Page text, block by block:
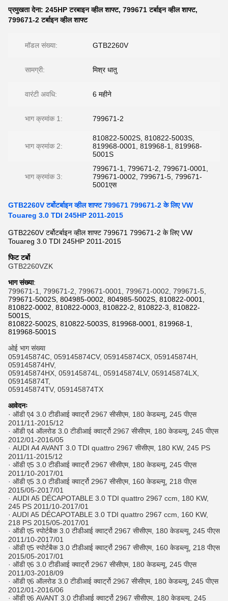
प्रमुखता देना: 245HP टरबाइन व्हील शाफ्ट, 799671 टर्बाइन व्हील शाफ्ट,
799671-2 टर्बाइन व्हील शाफ्ट
मॉडल संख्या: GTB2260V
सामग्री: मिश्र धातु
वारंटी अवधि: 6 महीने
भाग क्रमांक 1: 799671-2
भाग क्रमांक 2:
810822-5002S, 810822-5003S,
819968-0001, 819968-1, 819968-
5001S
भाग क्रमांक 3:
799671-1, 799671-2, 799671-0001,
799671-0002, 799671-5, 799671-
5001एस
GTB2260V टर्बोटर्बाइन व्हील शाफ्ट 799671 799671-2 के लिए VW
Touareg 3.0 TDI 245HP 2011-2015
GTB2260V टर्बोटर्बाइन व्हील शाफ्ट 799671 799671-2 के लिए VW
Touareg 3.0 TDI 245HP 2011-2015
फिट टर्बो
GTB2260VZK
भाग संख्या:
799671-1, 799671-2, 799671-0001, 799671-0002, 799671-5,
799671-5002S, 804985-0002, 804985-5002S, 810822-0001,
810822-0002, 810822-0003, 810822-2, 810822-3, 810822-
5001S,
810822-5002S, 810822-5003S, 819968-0001, 819968-1,
819968-5001S
ओई भाग संख्या
059145874C, 059145874CV, 059145874CX, 059145874H,
059145874HV,
059145874HX, 059145874L, 059145874LV, 059145874LX,
059145874T,
059145874TV, 059145874TX
आवेदनः
· ऑडी ए4 3.0 टीडीआई क्वार्ट्रो 2967 सीसीएम, 180 केडब्ल्यू, 245 पीएस
2011/11-2015/12
· ऑडी ए4 ऑलरोड 3.0 टीडीआई क्वार्ट्रो 2967 सीसीएम, 180 केडब्ल्यू, 245 पीएस
2012/01-2016/05
· AUDI A4 AVANT 3.0 TDI quattro 2967 सीसीएम, 180 KW, 245 PS
2011/11-2015/12
· ऑडी ए5 3.0 टीडीआई क्वार्ट्रो 2967 सीसीएम, 180 केडब्ल्यू, 245 पीएस
2011/10-2017/01
· ऑडी ए5 3.0 टीडीआई क्वार्ट्रो 2967 सीसीएम, 160 केडब्ल्यू, 218 पीएस
2015/05-2017/01
· AUDI A5 DÉCAPOTABLE 3.0 TDI quattro 2967 ccm, 180 KW,
245 PS 2011/10-2017/01
· AUDI A5 DÉCAPOTABLE 3.0 TDI quattro 2967 ccm, 160 KW,
218 PS 2015/05-2017/01
· ऑडी ए5 स्पोर्टबैक 3.0 टीडीआई क्वार्ट्रो 2967 सीसीएम, 180 केडब्ल्यू, 245 पीएस
2011/10-2017/01
· ऑडी ए5 स्पोर्टबैक 3.0 टीडीआई क्वार्ट्रो 2967 सीसीएम, 160 केडब्ल्यू, 218 पीएस
2015/05-2017/01
· ऑडी ए6 3.0 टीडीआई क्वार्ट्रो 2967 सीसीएम, 180 केडब्ल्यू, 245 पीएस
2011/03-2018/09
· ऑडी ए6 ऑलरोड 3.0 टीडीआई क्वार्ट्रो 2967 सीसीएम, 180 केडब्ल्यू, 245 पीएस
2012/01-2016/06
· ऑडी ए6 AVANT 3.0 टीडीआई क्वार्ट्रो 2967 सीसीएम, 180 केडब्ल्यू, 245